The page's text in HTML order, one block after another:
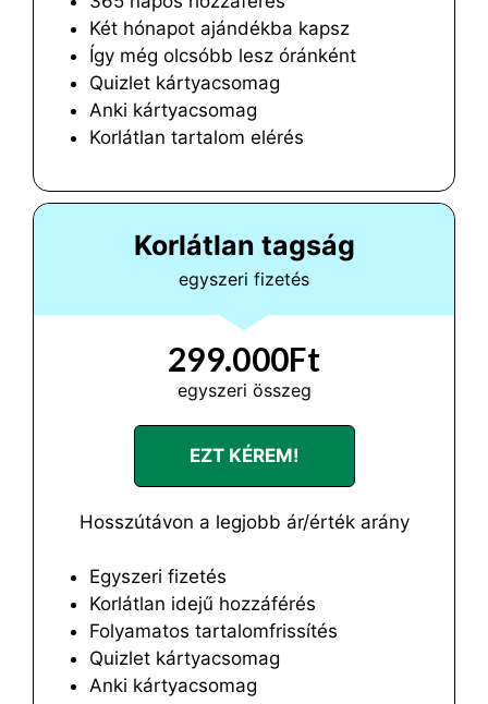
Két hónapot ajándékba kapsz
Így még olcsóbb lesz óránként
Quizlet kártyacsomag
Anki kártyacsomag
Korlátlan tartalom elérés
Korlátlan tagság
egyszeri fizetés
299.000Ft
egyszeri összeg
EZT KÉREM!
Hosszútávon a legjobb ár/érték arány
Egyszeri fizetés
Korlátlan idejű hozzáférés
Folyamatos tartalomfrissítés
Quizlet kártyacsomag
Anki kártyacsomag